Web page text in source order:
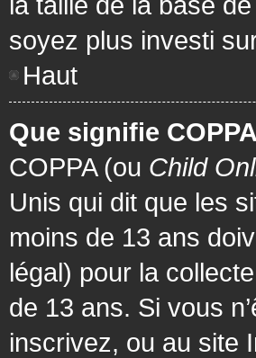
soyez plus investi
Haut
Que signifie
COPPA (ou Child
Unis qui dit que les
moins de 13 ans
légal) pour la
de 13 ans. Si vous
inscrivez, ou au site